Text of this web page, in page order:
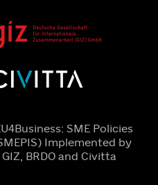
SME Policies
Implemented by
BRDO and Civitta